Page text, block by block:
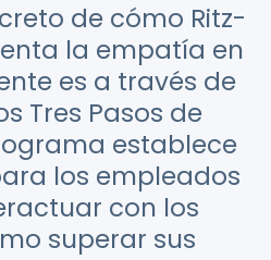
de cómo Ritz-
la empatía en
es a través de
Tres Pasos de
establece
los empleados
con los
superar sus